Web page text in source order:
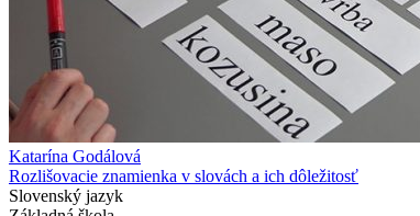
Katarína Godálová
Rozlišovacie znamienka v slovách a ich dôležitosť
Slovenský jazyk